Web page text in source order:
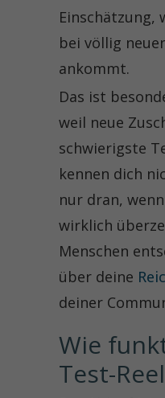
Einschätzung,
bei völlig
ankommt.
Das ist
weil neue
schwierigste
kennen dich
nur dran,
wirklich
Menschen
über deine
deiner
Wie
Test-